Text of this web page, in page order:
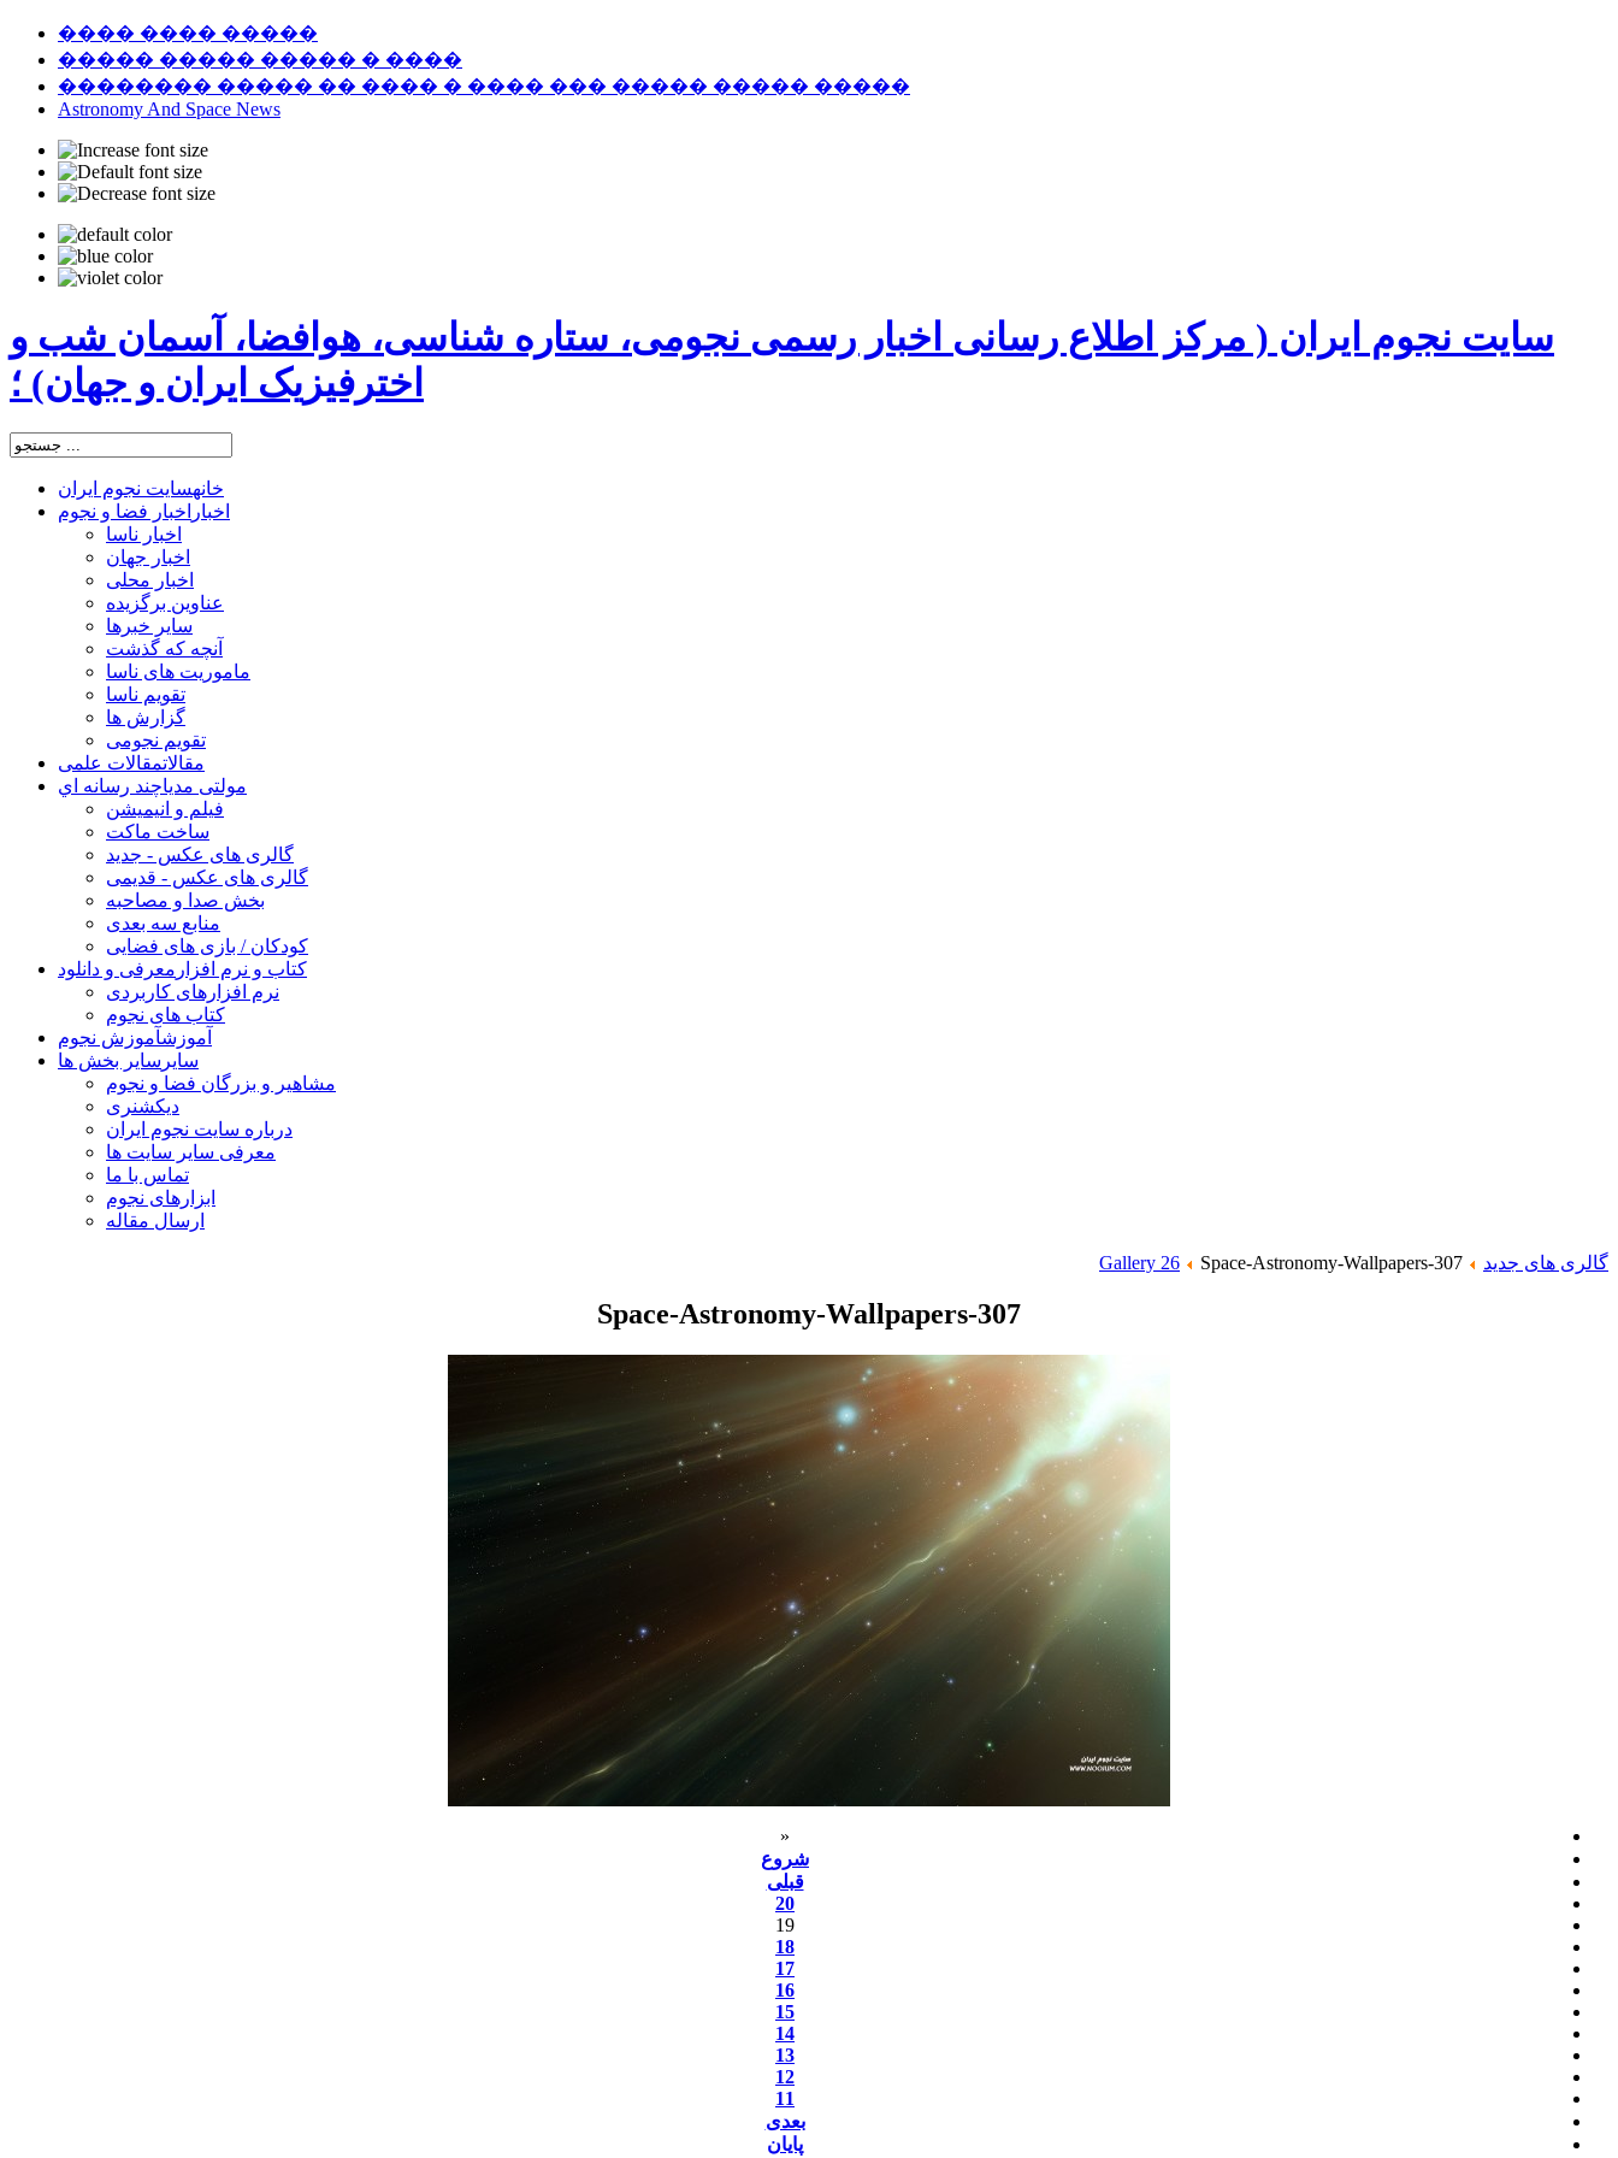
���� ���� �����
����� ����� ����� � ����
�������� ����� �� ���� � ���� ��� ����� ����� �����
Astronomy And Space News
سایت نجوم ایران ( مرکز اطلاع رسانی اخبار رسمی نجومی، ستاره شناسی، هوافضا، آسمان شب و
اخترفیزیک ایران و جهان) ؛
خانهسایت نجوم ایران
اخبار اخبار فضا و نجوم
اخبار ناسا
اخبار جهان
اخبار محلی
عناوین برگزیده
سایر خبرها
آنچه که گذشت
ماموریت های ناسا
تقویم ناسا
گزارش ها
تقویم نجومی
مقالاتمقالات علمی
مولتی مدیاچند رسانه اي
فیلم و انیمیشن
ساخت ماکت
گالری های عکس - جدید
گالری های عکس - قدیمی
بخش صدا و مصاحبه
منابع سه بعدی
کودکان / بازی های فضایی
کتاب و نرم افزار معرفی و دانلود
نرم افزارهای کاربردی
کتاب های نجوم
آموزشآموزش نجوم
سایر سایر بخش ها
مشاهیر و بزرگان فضا و نجوم
دیکشنری
درباره سایت نجوم ایران
معرفی سایر سایت ها
تماس با ما
ابزارهای نجوم
ارسال مقاله
گالری های جدید Gallery 26 Space-Astronomy-Wallpapers-307
Space-Astronomy-Wallpapers-307
«
شروع
قبلی
20
19
18
17
16
15
14
13
12
11
بعدی
پایان